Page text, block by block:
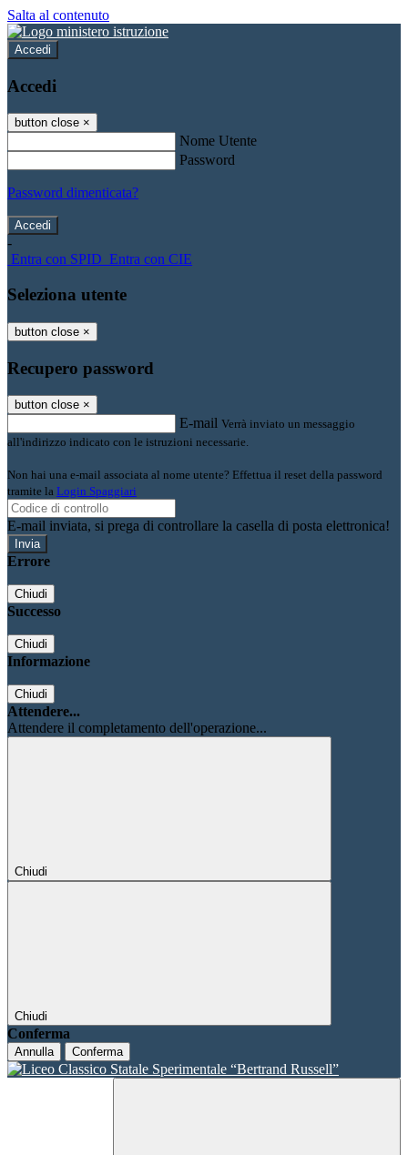
Salta al contenuto
Accedi
Accedi
button close ×
Nome Utente
Password
Password dimenticata?
-
Entra con SPID Entra con CIE
Seleziona utente
button close ×
Recupero password
button close ×
E-mail Verrà inviato un messaggio
all'indirizzo indicato con le istruzioni necessarie.
Non hai una e-mail associata al nome utente? Effettua il reset della password
tramite la Login Spaggiari
E-mail inviata, si prega di controllare la casella di posta elettronica!
Errore
Chiudi
Successo
Chiudi
Informazione
Chiudi
Attendere...
Attendere il completamento dell'operazione...
Chiudi
Chiudi
Conferma
Annulla Conferma